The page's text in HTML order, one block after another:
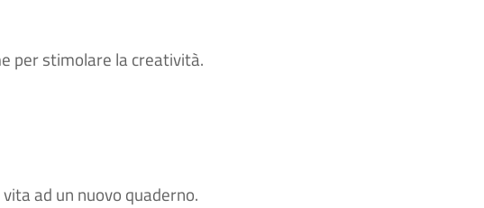
per stimolare la creatività.
ad un nuovo quaderno.